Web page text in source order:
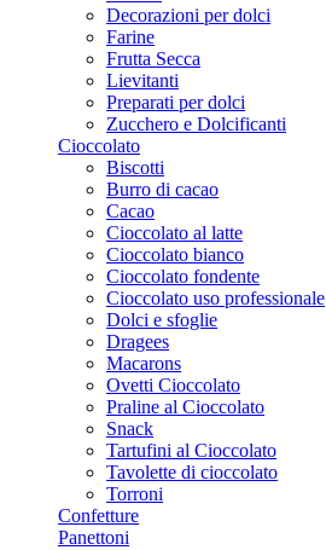
Decorazioni per dolci
Farine
Frutta Secca
Lievitanti
Preparati per dolci
Zucchero e Dolcificanti
Cioccolato
Biscotti
Burro di cacao
Cacao
Cioccolato al latte
Cioccolato bianco
Cioccolato fondente
Cioccolato uso professionale
Dolci e sfoglie
Dragees
Macarons
Ovetti Cioccolato
Praline al Cioccolato
Snack
Tartufini al Cioccolato
Tavolette di cioccolato
Torroni
Confetture
Panettoni